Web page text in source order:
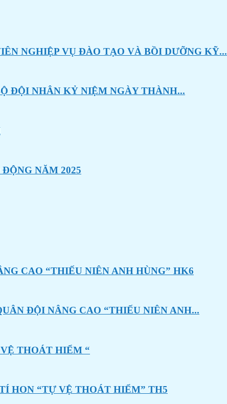
NGHIỆP VỤ ĐÀO TẠO VÀ BỒI DƯỠNG KỸ...
ĐỘI NHÂN KỶ NIỆM NGÀY THÀNH...
NĂM 2025
CAO “THIẾU NIÊN ANH HÙNG” HK6
ĐỘI NÂNG CAO “THIẾU NIÊN ANH...
THOÁT HIỂM “
HON “TỰ VỆ THOÁT HIỂM” TH5